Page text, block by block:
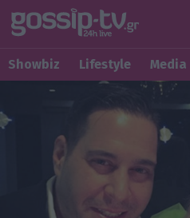
Showbiz Lifestyle Media